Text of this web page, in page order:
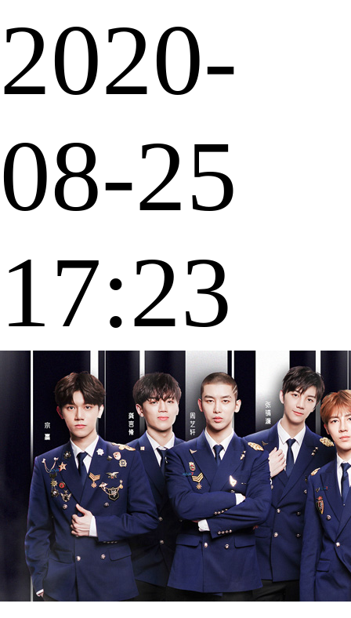
2020-
08-25
17:23